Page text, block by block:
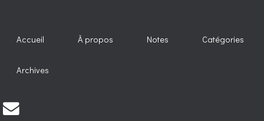
Accueil À propos Notes Catégories
Archives